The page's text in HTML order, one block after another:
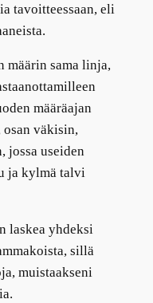
tavoitteessaan, eli
määrin sama linja,
määräajan
osan väkisin,
jossa useiden
ja kylmä talvi
laskea yhdeksi
sillä
muistaakseni